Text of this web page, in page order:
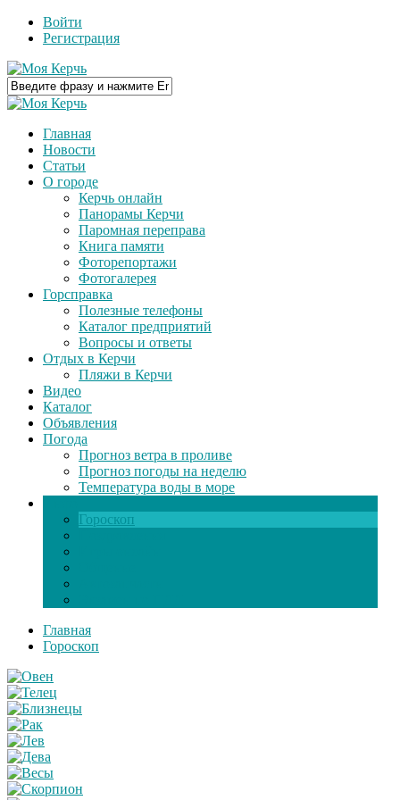
Войти
Регистрация
Главная
Новости
Статьи
О городе
Керчь онлайн
Панорамы Керчи
Паромная переправа
Книга памяти
Фоторепортажи
Фотогалерея
Горсправка
Полезные телефоны
Каталог предприятий
Вопросы и ответы
Отдых в Керчи
Пляжи в Керчи
Видео
Каталог
Объявления
Погода
Прогноз ветра в проливе
Прогноз погоды на неделю
Температура воды в море
Гороскоп
Главная
Гороскоп